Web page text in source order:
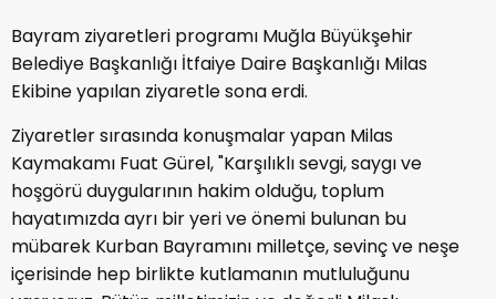
Bayram ziyaretleri programı Muğla Büyükşehir
Belediye Başkanlığı İtfaiye Daire Başkanlığı Milas
Ekibine yapılan ziyaretle sona erdi.
Ziyaretler sırasında konuşmalar yapan Milas
Kaymakamı Fuat Gürel, "Karşılıklı sevgi, saygı ve
hoşgörü duygularının hakim olduğu, toplum
hayatımızda ayrı bir yeri ve önemi bulunan bu
mübarek Kurban Bayramını milletçe, sevinç ve neşe
içerisinde hep birlikte kutlamanın mutluluğunu